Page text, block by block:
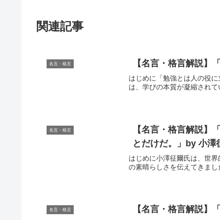
関連記事
名言・格言 【名言・格言解説】
はじめに「勉強とは人の役
は、学びの本質が凝縮され
名言・格言
【名言・格言解説】
とだけだ。」by 小澤
はじめに小澤征爾氏は、世
の素晴らしさを伝えてきま
名言・格言 【名言・格言解説】